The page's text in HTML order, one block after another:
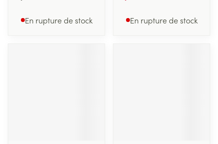
En rupture de stock En rupture de stock